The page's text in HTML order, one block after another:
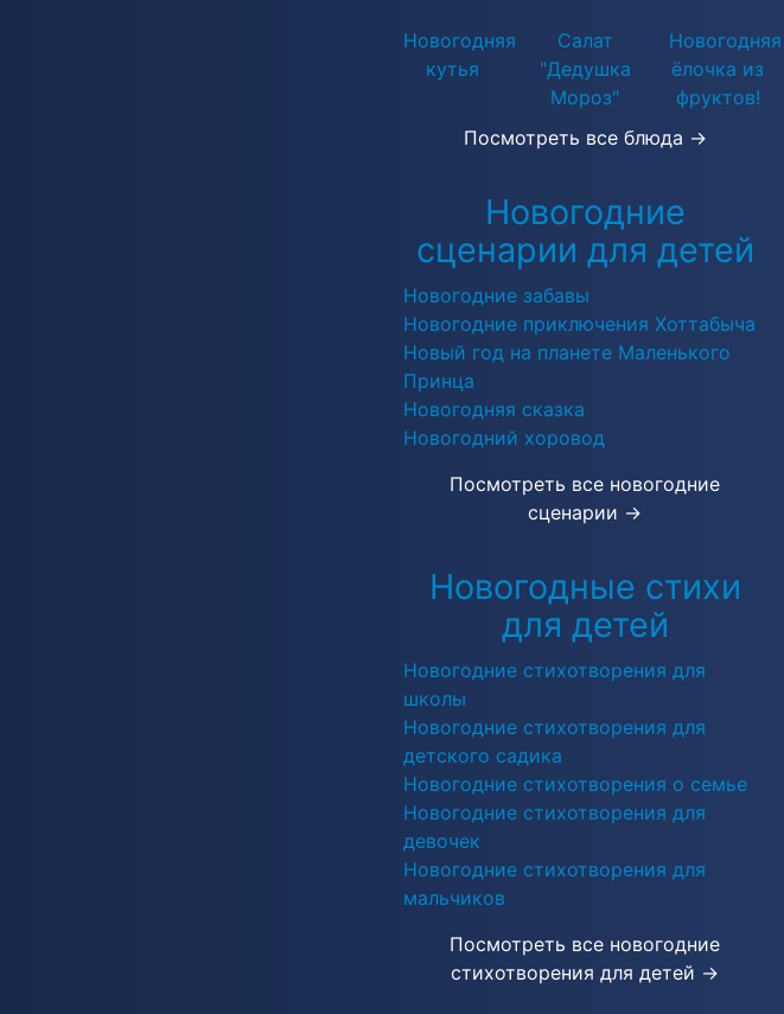
Новогодняя
кутья
Салат
"Дедушка
Мороз"
Новогодняя
ёлочка из
фруктов!
Посмотреть все блюда →
Новогодние
сценарии для детей
Новогодние забавы
Новогодние приключения Хоттабыча
Новый год на планете Маленького
Принца
Новогодняя сказка
Новогодний хоровод
Посмотреть все новогодние
сценарии →
Новогодные стихи
для детей
Новогодние стихотворения для
школы
Новогодние стихотворения для
детского садика
Новогодние стихотворения о семье
Новогодние стихотворения для
девочек
Новогодние стихотворения для
мальчиков
Посмотреть все новогодние
стихотворения для детей →